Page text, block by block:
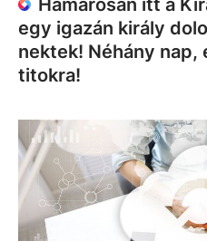
Hamarosan itt a
egy igazán király
nektek! Néhány nap,
titokra!